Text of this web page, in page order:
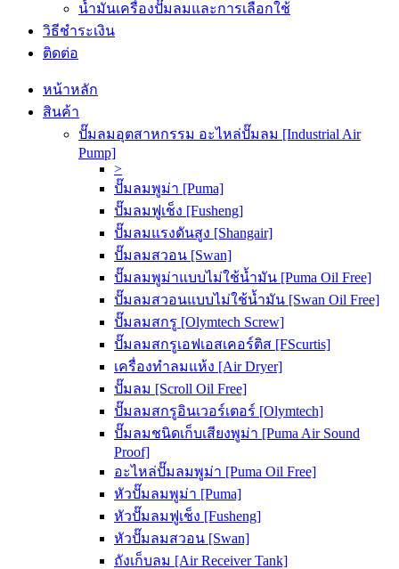
น้ำมันเครื่องปั๊มลมและการเลือกใช้
วิธีชำระเงิน
ติดต่อ
หน้าหลัก
สินค้า
ปั๊มลมอุตสาหกรรม อะไหล่ปั๊มลม [Industrial Air
Pump]
>
ปั๊มลมพูม่า [Puma]
ปั๊มลมฟูเช็ง [Fusheng]
ปั๊มลมแรงดันสูง [Shangair]
ปั๊มลมสวอน [Swan]
ปั๊มลมพูม่าแบบไม่ใช้น้ำมัน [Puma Oil Free]
ปั๊มลมสวอนแบบไม่ใช้น้ำมัน [Swan Oil Free]
ปั๊มลมสกรู [Olymtech Screw]
ปั๊มลมสกรูเอฟเอสเคอร์ติส [FScurtis]
เครื่องทำลมแห้ง [Air Dryer]
ปั๊มลม [Scroll Oil Free]
ปั๊มลมสกรูอินเวอร์เตอร์ [Olymtech]
ปั๊มลมชนิดเก็บเสียงพูม่า [Puma Air Sound
Proof]
อะไหล่ปั๊มลมพูม่า [Puma Oil Free]
หัวปั๊มลมพูม่า [Puma]
หัวปั๊มลมฟูเช็ง [Fusheng]
หัวปั๊มลมสวอน [Swan]
ถังเก็บลม [Air Receiver Tank]